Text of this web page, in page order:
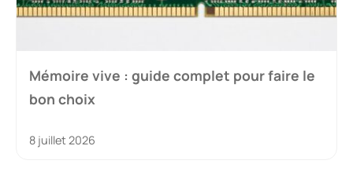
Mémoire vive : guide complet pour faire le
bon choix
8 juillet 2026